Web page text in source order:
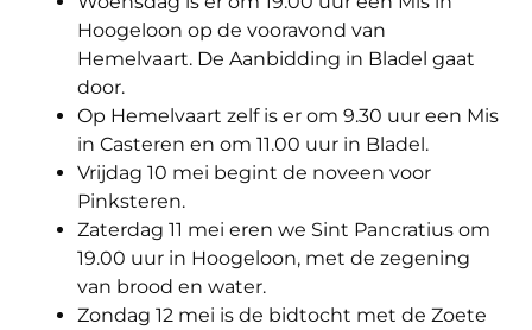
Hoogeloon op de vooravond van
Hemelvaart. De Aanbidding in Bladel gaat
door.
Op Hemelvaart zelf is er om 9.30 uur een Mis
in Casteren en om 11.00 uur in Bladel.
Vrijdag 10 mei begint de noveen voor
Pinksteren.
Zaterdag 11 mei eren we Sint Pancratius om
19.00 uur in Hoogeloon, met de zegening
van brood en water.
Zondag 12 mei is de bidtocht met de Zoete